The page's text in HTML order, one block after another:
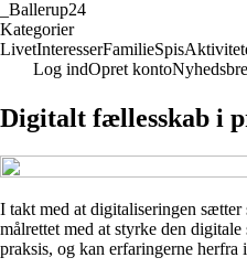
Ballerup24
Kategorier
LivetInteresserFamilieSpis
Log indOpret konto
Digitalt fællesskab i
I takt med at digitaliseringen
målrettet med at styrke den
praksis, og kan erfaringerne herfra